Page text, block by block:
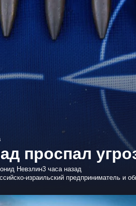
проспал
Невзлин3 часа назад
израильский предприниматель и